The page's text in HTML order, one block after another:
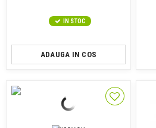
IN STOC
ADAUGA IN COS